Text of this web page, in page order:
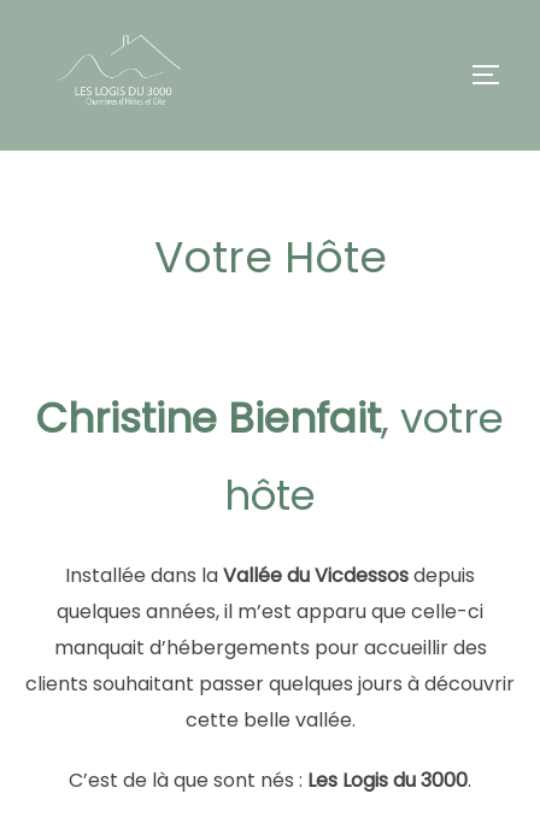
contenu
Votre Hôte
Christine Bienfait, votre
hôte
Installée dans laVallée du Vicdessosdepuis
quelques années, il m’est apparu que celle-ci
manquait d’hébergements pour accueillir des
clients souhaitant passer quelques jours à découvrir
cette belle vallée.
C’est de là que sont nés : Les Logis du 3000.